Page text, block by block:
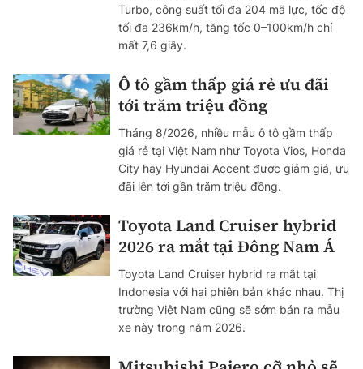
Turbo, công suất tối đa 204 mã lực, tốc độ
tối đa 236km/h, tăng tốc 0–100km/h chỉ
mất 7,6 giây.
Ô tô gầm thấp giá rẻ ưu đãi
tới trăm triệu đồng
Tháng 8/2026, nhiều mẫu ô tô gầm thấp
giá rẻ tại Việt Nam như Toyota Vios, Honda
City hay Hyundai Accent được giảm giá, ưu
đãi lên tới gần trăm triệu đồng.
Toyota Land Cruiser hybrid
2026 ra mắt tại Đông Nam Á
Toyota Land Cruiser hybrid ra mắt tại
Indonesia với hai phiên bản khác nhau. Thị
trường Việt Nam cũng sẽ sớm bán ra mẫu
xe này trong năm 2026.